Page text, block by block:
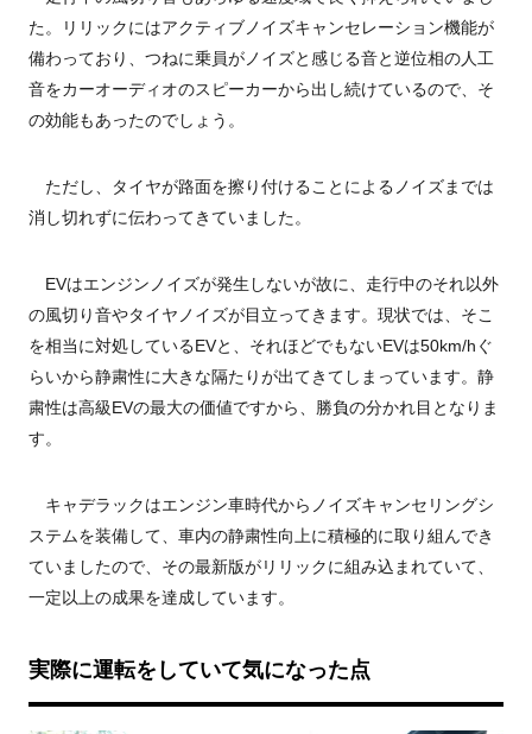
た。リリックにはアクティブノイズキャンセレーション機能が
備わっており、つねに乗員がノイズと感じる音と逆位相の人工
音をカーオーディオのスピーカーから出し続けているので、そ
の効能もあったのでしょう。
ただし、タイヤが路面を擦り付けることによるノイズまでは
消し切れずに伝わってきていました。
EVはエンジンノイズが発生しないが故に、走行中のそれ以外
の風切り音やタイヤノイズが目立ってきます。現状では、そこ
を相当に対処しているEVと、それほどでもないEVは50km/hぐ
らいから静粛性に大きな隔たりが出てきてしまっています。静
粛性は高級EVの最大の価値ですから、勝負の分かれ目となりま
す。
キャデラックはエンジン車時代からノイズキャンセリングシ
ステムを装備して、車内の静粛性向上に積極的に取り組んでき
ていましたので、その最新版がリリックに組み込まれていて、
一定以上の成果を達成しています。
実際に運転をしていて気になった点